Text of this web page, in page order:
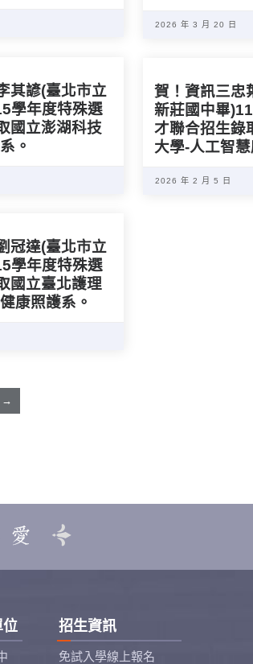
2026 年 3 月 20 日
其諺(臺北市立
學年度特殊選
國立澎湖科技
。
賀！資訊三忠
新莊國中畢
才聯合招生錄
大學-人工智
2026 年 2 月 5 日
冠達(臺北市立
學年度特殊選
國立臺北護理
康照護系。
→
位 招生資訊
免試入學線上報名